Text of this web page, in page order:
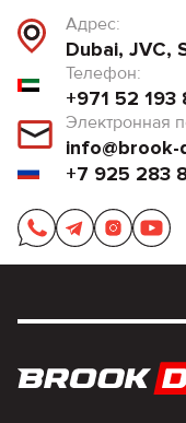
Адрес:
Dubai, JVC,
Телефон:
+971 52 193
Электронная
+7 925 283